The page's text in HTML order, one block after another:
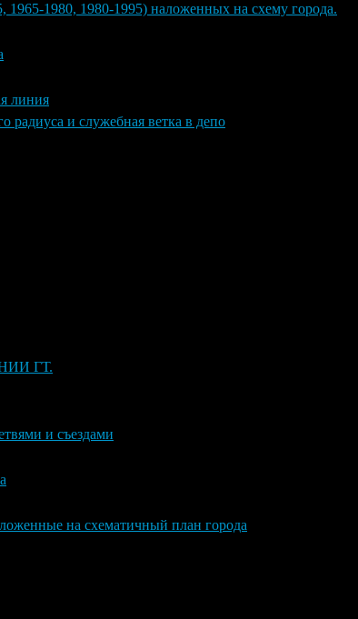
1965-1980, 1980-1995) наложенных на схему города.
линия
радиуса и служебная ветка в депо
НИИ ГТ.
и съездами
на схематичный план города